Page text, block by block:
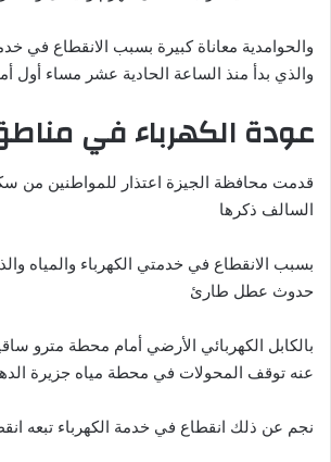
والحوامدية معاناة كبيرة بسبب الانقطاع في
والذي بدأ منذ الساعة الحادية عشر مساء
عودة الكهرباء في
قدمت محافظة الجيزة اعتذار للمواطنين من
السالف ذكرها
بسبب الانقطاع في خدمتي الكهرباء والمياه
حدوث عطل طارئ
بالكابل الكهربائي الأرضي أمام محطة مترو
عنه توقف المحولات في محطة مياه جزيرة
نجم عن ذلك انقطاع في خدمة الكهرباء تبعه